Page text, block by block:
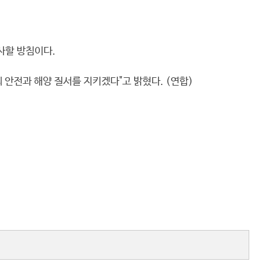
할 방침이다.
안전과 해양 질서를 지키겠다"고 밝혔다. (연합)